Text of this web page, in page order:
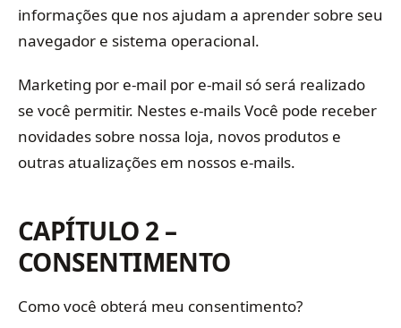
informações que nos ajudam a aprender sobre seu
navegador e sistema operacional.
Marketing por e-mail por e-mail só será realizado
se você permitir. Nestes e-mails Você pode receber
novidades sobre nossa loja, novos produtos e
outras atualizações em nossos e-mails.
CAPÍTULO 2 –
CONSENTIMENTO
Como você obterá meu consentimento?